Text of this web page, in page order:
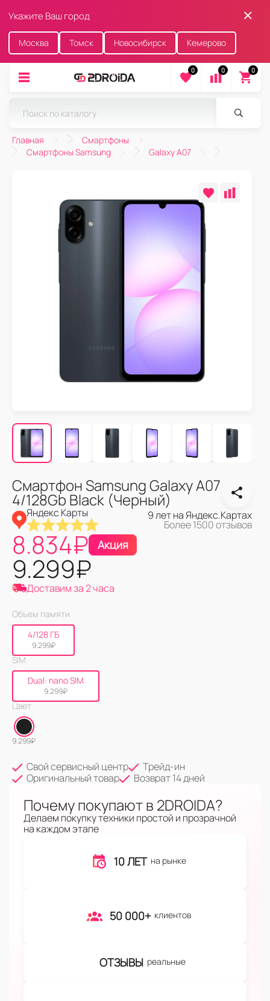
Укажите Ваш город
Москва Томск Новосибирск Кемерово
0 0 0
Главная
Смартфоны
Смартфоны Samsung
Galaxy A07
Смартфон Samsung Galaxy A07
4/128Gb Black (Черный)
Яндекс Карты 9 лет на Яндекс.Картах
Более 1500 отзывов
8.834₽ Акция
9.299₽
Доставим за 2 часа
Объем памяти
4/128 ГБ
9.299₽
SIM
Dual: nano SIM
9.299₽
Цвет
9.299₽
Свой сервисный центр
Трейд-ин
Оригинальный товар
Возврат 14 дней
Почему покупают в 2DROIDA?
Делаем покупку техники простой и прозрачной
на каждом этапе
10 ЛЕТ на рынке
50 000+ клиентов
ОТЗЫВЫ реальные